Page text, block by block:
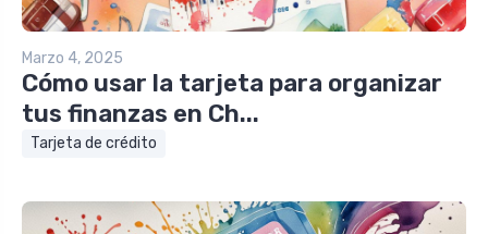
Marzo 4, 2025
Cómo usar la tarjeta para organizar
tus finanzas en Ch...
Tarjeta de crédito